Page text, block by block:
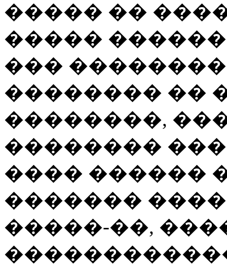
����� ��
�����
���
�������� ��
��������,
��������
���� ������
�������
�����-��,